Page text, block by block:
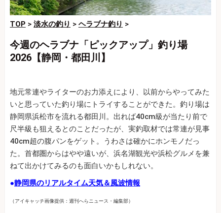
TOP > 淡水の釣り > ヘラブナ釣り >
今週のヘラブナ「ピックアップ」釣り場
2026【静岡・都田川】
地元常連やライターのお力添えにより、以前からやってみた
いと思っていた釣り場にトライすることができた。釣り場は
静岡県浜松市を流れる都田川。出れば40cm級が当たり前で
尺半級も狙えるとのことだったが、実釣取材では常連が見事
40cm超の腹パンをゲット。うわさは確かにホンモノだっ
た。首都圏からはやや遠いが、浜名湖観光や浜松グルメを兼
ねて出かけてみるのも面白いかもしれない。
●静岡県のリアルタイム天気＆風波情報
（アイキャッチ画像提供：週刊へらニュース・編集部）